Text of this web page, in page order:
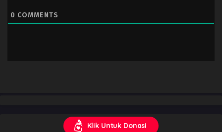
0 COMMENTS
Klik Untuk Donasi